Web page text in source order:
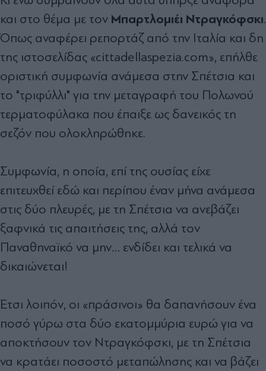
και στο θέμα με τον Μπαρτλομιέι Ντραγκόφσκι.
Όπως αναφέρει ρεπορτάζ από την Ιταλία και δη
της ιστοσελίδας «cittadellaspezia.com», επήλθε
οριστική συμφωνία ανάμεσα στην Σπέτσια και
το "τριφύλλι" για την μεταγραφή του Πολωνού
τερματοφύλακα που έπαιξε ως δανεικός τη
σεζόν που ολοκληρώθηκε.
Συμφωνία, η οποία, επί της ουσίας είχε
επιτευχθεί εδώ και περίπου έναν μήνα ανάμεσα
στις δύο πλευρές, με τη Σπέτσια να ανεβάζει
ξαφνικά τις απαιτήσεις της, αλλά τον
Παναθηναϊκό να μην… ενδίδει και τελικά να
δικαιώνεται!
Έτσι λοιπόν, οι «πράσινοι» θα δαπανήσουν ένα
ποσό γύρω στα δύο εκατομμύρια ευρώ για να
αποκτήσουν τον Ντραγκόφσκι, με τη Σπέτσια
να κρατάει ποσοστό μεταπώλησης και να βάζει